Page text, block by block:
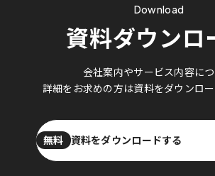
Download
資料ダウンロ
会社案内やサービス内容に
詳細をお求めの方は資料をダウンロー
無料
資料をダウンロードする
資料をダウンロードする